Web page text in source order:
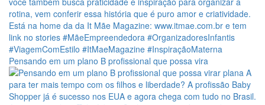
Pensando em um plano B profissional que possa vira